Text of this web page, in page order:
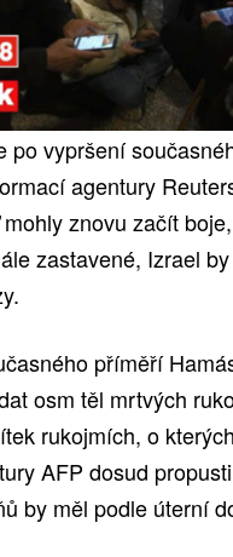
po vypršení
agentury
znovu začít
zastavené, Izrael
příměří
osm těl mrtvých
rukojmích, o
AFP dosud
by měl podle úterní